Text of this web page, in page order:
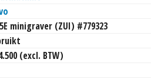
minigraver (ZUI) #779323
(excl. BTW)